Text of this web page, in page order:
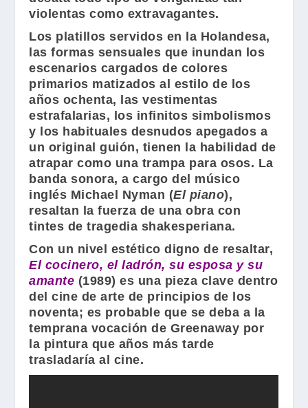
violentas como extravagantes.
Los platillos servidos en la Holandesa,
las formas sensuales que inundan los
escenarios cargados de colores
primarios matizados al estilo de los
años ochenta, las vestimentas
estrafalarias, los infinitos simbolismos
y los habituales desnudos apegados a
un original guión, tienen la habilidad de
atrapar como una trampa para osos. La
banda sonora, a cargo del músico
inglés Michael Nyman (El piano),
resaltan la fuerza de una obra con
tintes de tragedia shakesperiana.
Con un nivel estético digno de resaltar,
El cocinero, el ladrón, su esposa y su
amante (1989) es una pieza clave dentro
del cine de arte de principios de los
noventa; es probable que se deba a la
temprana vocación de Greenaway por
la pintura que años más tarde
trasladaría al cine.